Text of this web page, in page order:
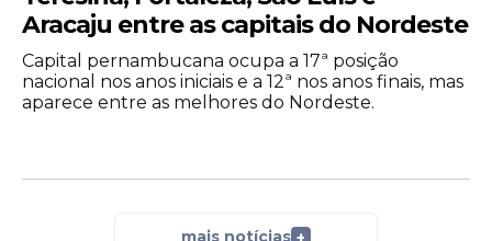
Aracaju entre as capitais do Nordeste
Capital pernambucana ocupa a 17ª posição
nacional nos anos iniciais e a 12ª nos anos finais, mas
aparece entre as melhores do Nordeste.
mais notícias